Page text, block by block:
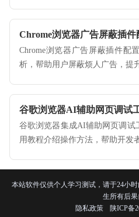
Chrome浏览器广告屏蔽插
Chrome浏览器广告屏蔽插件配
析，帮助用户屏蔽烦人广告，提
谷歌浏览器AI辅助网页调试
谷歌浏览器集成AI辅助网页调试
用教程介绍操作方法，帮助开发
本站软件仅供个人学习测试，请于24小
生所有后果
隐私政策
陕ICP备